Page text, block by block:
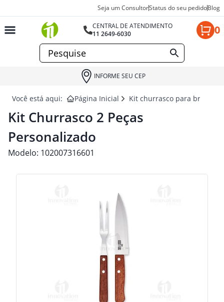
Seja um ConsultorStatus do seu pedidoBlog
CENTRAL DE ATENDIMENTO
11 2649-6030
0
INFORME SEU CEP
Você está aqui: Página Inicial Kit churrasco para brindes
Kit Churrasco 2 Peças
Personalizado
Modelo: 102007316601